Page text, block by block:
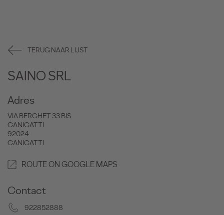
TERUG NAAR LIJST
SAINO SRL
Adres
VIA BERCHET 33 BIS
CANICATTI
92024
CANICATTI
ROUTE ON GOOGLE MAPS
Contact
922852888